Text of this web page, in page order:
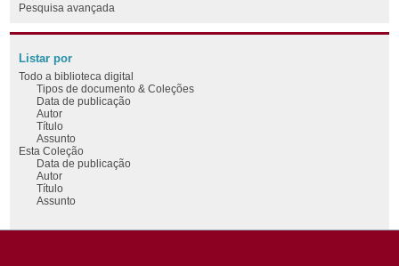
Pesquisa avançada
Listar por
Todo a biblioteca digital
Tipos de documento & Coleções
Data de publicação
Autor
Título
Assunto
Esta Coleção
Data de publicação
Autor
Título
Assunto